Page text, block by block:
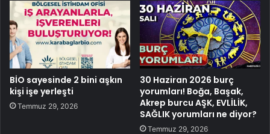
BİO sayesinde 2 bini aşkın
kişi işe yerleşti
Temmuz 29, 2026
30 Haziran 2026 burç
yorumları! Boğa, Başak,
Akrep burcu AŞK, EVLİLİK,
SAĞLIK yorumları ne diyor?
Temmuz 29, 2026